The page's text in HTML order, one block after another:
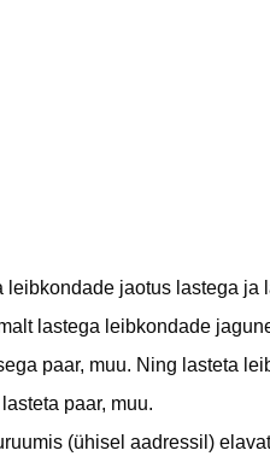
leibkondade jaotus lastega ja
lastega leibkondade
paar, muu. Ning lasteta
paar, muu.
(ühisel aadressil)